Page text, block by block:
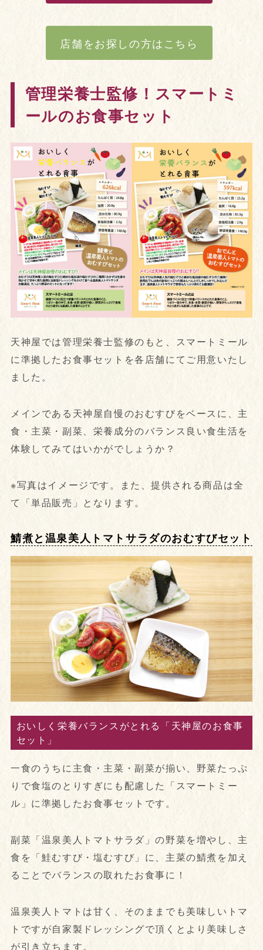
店舗をお探しの方はこちら
管理栄養士監修！スマートミ
ールのお食事セット
天神屋では管理栄養士監修のもと、スマートミール
に準拠したお食事セットを各店舗にてご用意いたし
ました。
メインである天神屋自慢のおむすびをベースに、主
食・主菜・副菜、栄養成分のバランス良い食生活を
体験してみてはいかがでしょうか？
※写真はイメージです。また、提供される商品は全
て「単品販売」となります。
鯖煮と温泉美人トマトサラダのおむすびセット
おいしく栄養バランスがとれる「天神屋のお食事
セット」
一食のうちに主食・主菜・副菜が揃い、野菜たっぷ
りで食塩のとりすぎにも配慮した「スマートミー
ル」に準拠したお食事セットです。
副菜「温泉美人トマトサラダ」の野菜を増やし、主
食を「鮭むすび・塩むすび」に、主菜の鯖煮を加え
ることでバランスの取れたお食事に！
温泉美人トマトは甘く、そのままでも美味しいトマ
トですが自家製ドレッシングで頂くとより美味しさ
が引き立ちます。